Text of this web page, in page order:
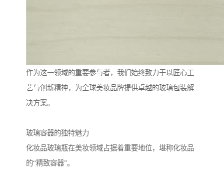
作为这一领域的重要参与者，我们始终致力于以匠心工
艺与创新精神，为全球美妆品牌提供卓越的玻璃包装解
决方案。
玻璃容器的独特魅力
化妆品玻璃瓶在美妆领域占据着重要地位，堪称化妆品
的“精致容器”。